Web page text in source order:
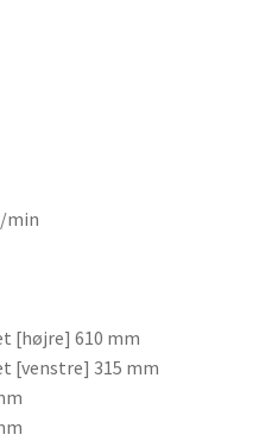
min
[højre] 610 mm
[venstre] 315 mm